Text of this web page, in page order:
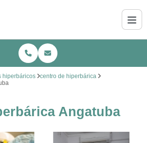
hiperbáricos
centro de hiperbárica
Angatuba